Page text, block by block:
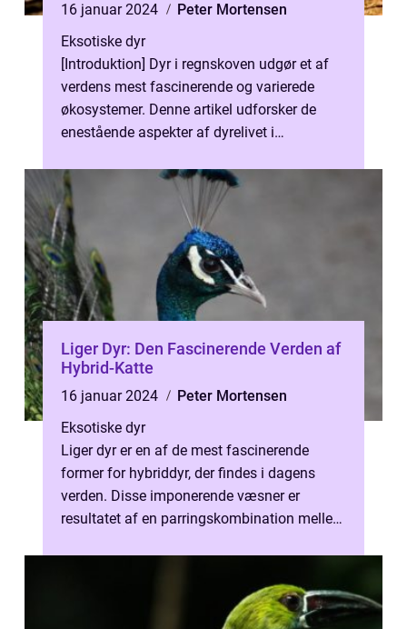
16 januar 2024
Peter Mortensen
Eksotiske dyr
[Introduktion] Dyr i regnskoven udgør et af
verdens mest fascinerende og varierede
økosystemer. Denne artikel udforsker de
enestående aspekter af dyrelivet i
Liger Dyr: Den Fascinerende Verden af
Hybrid-Katte
16 januar 2024
Peter Mortensen
Eksotiske dyr
Liger dyr er en af de mest fascinerende
former for hybriddyr, der findes i dagens
verden. Disse imponerende væsner er
resultatet af en parringskombination mellem